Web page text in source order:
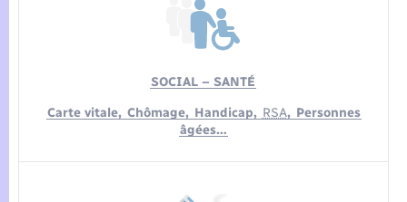
SOCIAL – SANTÉ
Carte vitale, Chômage, Handicap, RSA, Personnes
âgées…